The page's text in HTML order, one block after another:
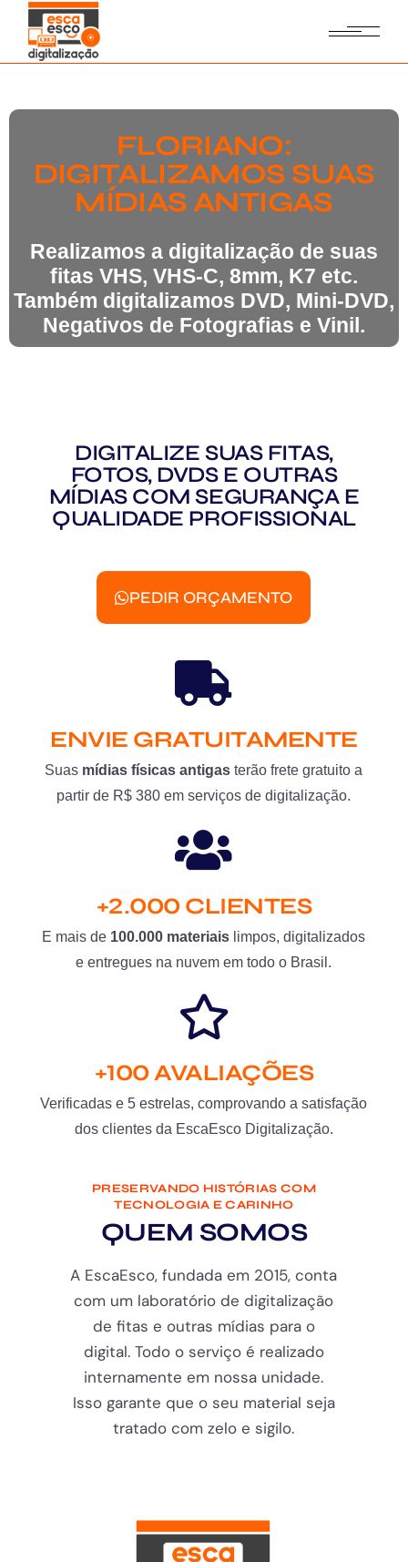
FLORIANO:
DIGITALIZAMOS SUAS
MÍDIAS ANTIGAS
Realizamos a digitalização de suas
fitas VHS, VHS-C, 8mm, K7 etc.
Também digitalizamos DVD, Mini-DVD,
Negativos de Fotografias e Vinil.
DIGITALIZE SUAS FITAS,
FOTOS, DVDS E OUTRAS
MÍDIAS COM SEGURANÇA E
QUALIDADE PROFISSIONAL
PEDIR ORÇAMENTO
ENVIE GRATUITAMENTE
Suas mídias físicas antigas terão frete gratuito a
partir de R$ 380 em serviços de digitalização.
+2.000 CLIENTES
E mais de 100.000 materiais limpos, digitalizados
e entregues na nuvem em todo o Brasil.
+100 AVALIAÇÕES
Verificadas e 5 estrelas, comprovando a satisfação
dos clientes da EscaEsco Digitalização.
PRESERVANDO HISTÓRIAS COM
TECNOLOGIA E CARINHO
QUEM SOMOS
A EscaEsco, fundada em 2015, conta
com um laboratório de digitalização
de fitas e outras mídias para o
digital. Todo o serviço é realizado
internamente em nossa unidade.
Isso garante que o seu material seja
tratado com zelo e sigilo.